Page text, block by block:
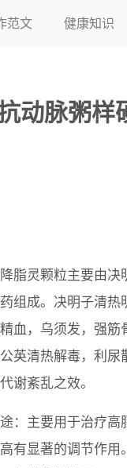
范文 健康知识
动脉粥样
脂灵颗粒主要由决
组成。决明子清热
血，乌须发，强筋
英清热解毒，利
谢紊乱之效。
：主要用于治疗高
有显著的调节作